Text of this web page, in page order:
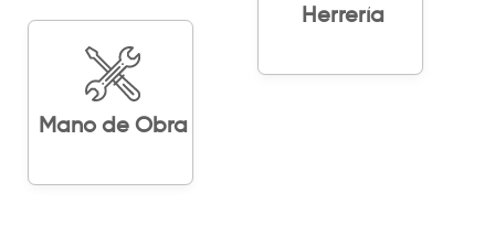
Mano de Obra
Herrería